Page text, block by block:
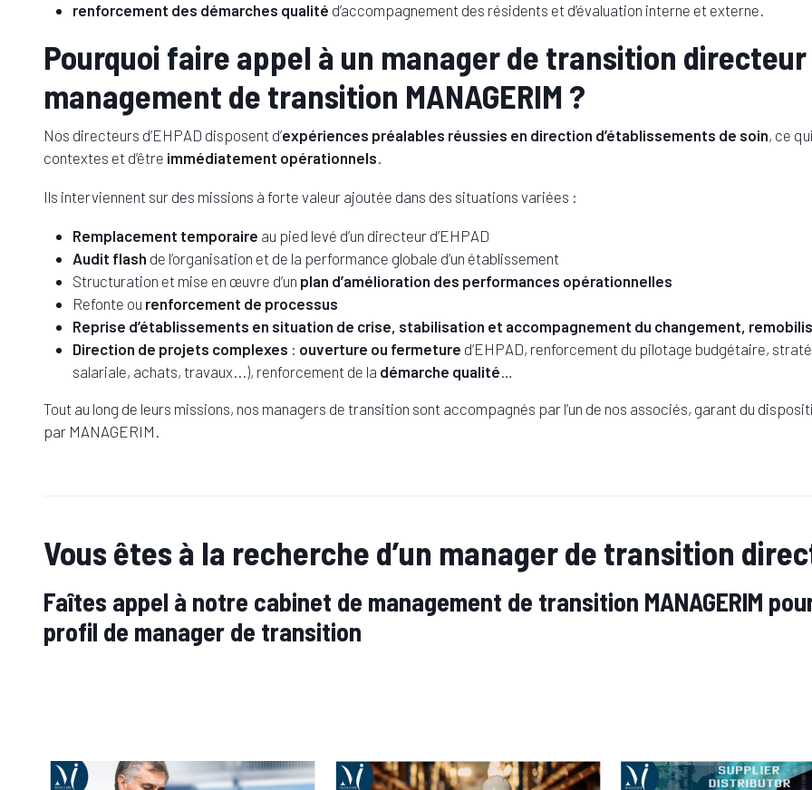
renforcement des démarches qualité d’accompagnement des résidents et d’évaluation interne et externe.
Pourquoi faire appel à un manager de transition directeur
management de transition MANAGERIM ?
Nos directeurs d’EHPAD disposent d’expériences préalables réussies en direction d’établissements de soin, ce
contextes et d’être immédiatement opérationnels.
Ils interviennent sur des missions à forte valeur ajoutée dans des situations variées :
Remplacement temporaire au pied levé d’un directeur d’EHPAD
Audit flash de l’organisation et de la performance globale d’un établissement
Structuration et mise en œuvre d’un plan d’amélioration des performances opérationnelles
Refonte ou renforcement de processus
Reprise d’établissements en situation de crise, stabilisation et accompagnement du changement,
Direction de projets complexes : ouverture ou fermeture d’EHPAD, renforcement du pilotage budgétaire,
salariale, achats, travaux...), renforcement de la démarche qualité…
Tout au long de leurs missions, nos managers de transition sont accompagnés par l’un de nos associés, garant du
par MANAGERIM.
Vous êtes à la recherche d’un manager de transition
Faîtes appel à notre cabinet de management de transition MANAGERIM
profil de manager de transition